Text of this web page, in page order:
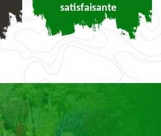
satisfaisante